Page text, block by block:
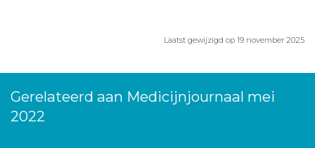
Laatst gewijzigd op 19 november 2025
Gerelateerd aan Medicijnjournaal mei
2022